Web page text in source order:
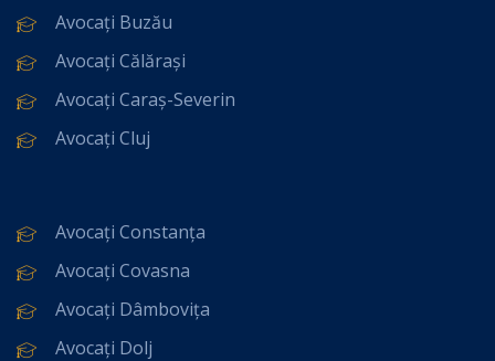
Avocați Buzău
Avocați Călărași
Avocați Caraș-Severin
Avocați Cluj
Avocați Constanța
Avocați Covasna
Avocați Dâmbovița
Avocați Dolj